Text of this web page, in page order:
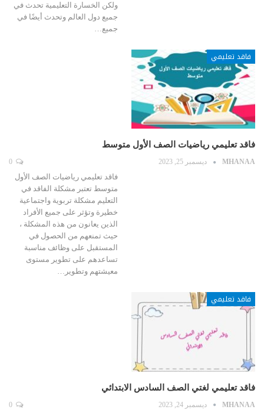
ولكن الخسارة التعليمية تحدث في
جميع دول العالم وتحدث أيضًا في
جميع…
فاقد تعليمي
فاقد تعليمي رياضيات الصف الأول متوسط
MHANAA ديسمبر 25, 2023
فاقد تعليمي رياضيات الصف الأول
متوسط تعتبر مشكلة الفاقد في
التعليم مشكلة تربوية واجتماعية
خطيرة وتؤثر على جميع الأفراد
الذين يعانون من هذه المشكلة ،
حيث تمنعهم من الحصول في
المستقبل على وظائف مناسبة
تساعدهم على تطوير مستوى
معيشتهم وتطوير…
فاقد تعليمي
فاقد تعليمي لغتي الصف السادس الابتدائي
MHANAA ديسمبر 24, 2023